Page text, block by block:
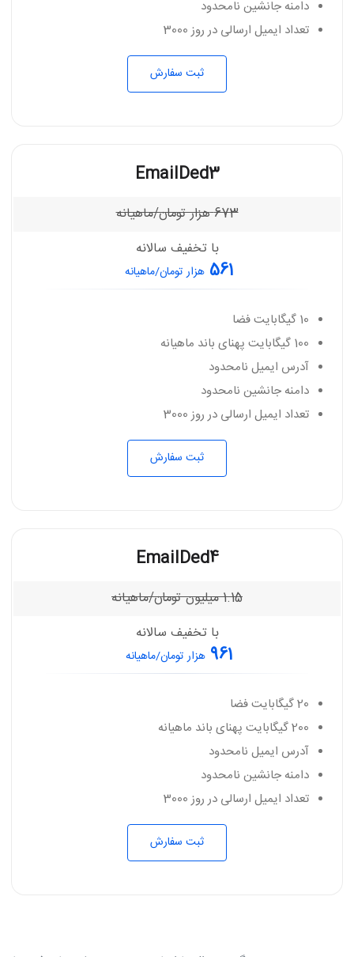
دامنه جانشین نامحدود
تعداد ایمیل ارسالی در روز 3000
ثبت سفارش
EmailDed3
673هزار تومان/ماهیانه
با تخفیف سالانه
561 هزار تومان/ماهیانه
10 گیگابایت فضا
100 گیگابایت پهنای باند ماهیانه
آدرس ایمیل نامحدود
دامنه جانشین نامحدود
تعداد ایمیل ارسالی در روز 3000
ثبت سفارش
EmailDed4
1.15میلیون تومان/ماهیانه
با تخفیف سالانه
961 هزار تومان/ماهیانه
20 گیگابایت فضا
200 گیگابایت پهنای باند ماهیانه
آدرس ایمیل نامحدود
دامنه جانشین نامحدود
تعداد ایمیل ارسالی در روز 3000
ثبت سفارش